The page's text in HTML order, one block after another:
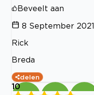
Beveelt aan
8 September 2021
Rick
Breda
delen
10